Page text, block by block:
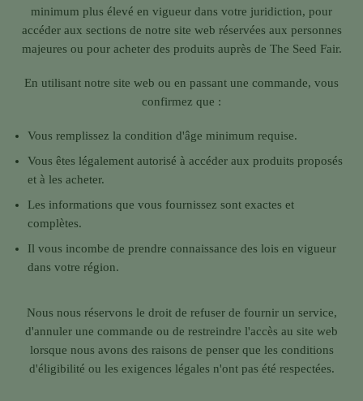
minimum plus élevé en vigueur dans votre juridiction, pour
accéder aux sections de notre site web réservées aux personnes
majeures ou pour acheter des produits auprès de The Seed Fair.
En utilisant notre site web ou en passant une commande, vous
confirmez que :
Vous remplissez la condition d'âge minimum requise.
Vous êtes légalement autorisé à accéder aux produits proposés
et à les acheter.
Les informations que vous fournissez sont exactes et
complètes.
Il vous incombe de prendre connaissance des lois en vigueur
dans votre région.
Nous nous réservons le droit de refuser de fournir un service,
d'annuler une commande ou de restreindre l'accès au site web
lorsque nous avons des raisons de penser que les conditions
d'éligibilité ou les exigences légales n'ont pas été respectées.